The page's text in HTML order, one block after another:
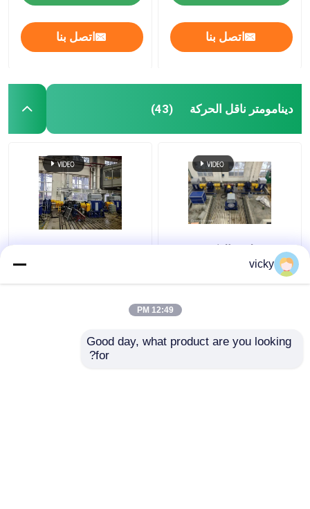
اتصل بنا اتصل بنا
دينامومتر ناقل الحركة (43)
تقنية سيلونغ الذكية
SSCD350-1800-4000
الكهربائي
اتصل بنا
vicky
12:49 PM
Good day, what product are you looking
for?